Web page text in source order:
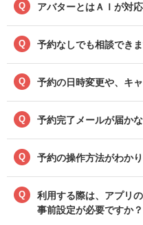
Q アバターとはＡＩが対
Q 予約なしでも相談でき
Q 予約の日時変更や、キ
Q 予約完了メールが届かな
Q 予約の操作方法がわかり
Q
利用する際は、アプリ
事前設定が必要ですか？